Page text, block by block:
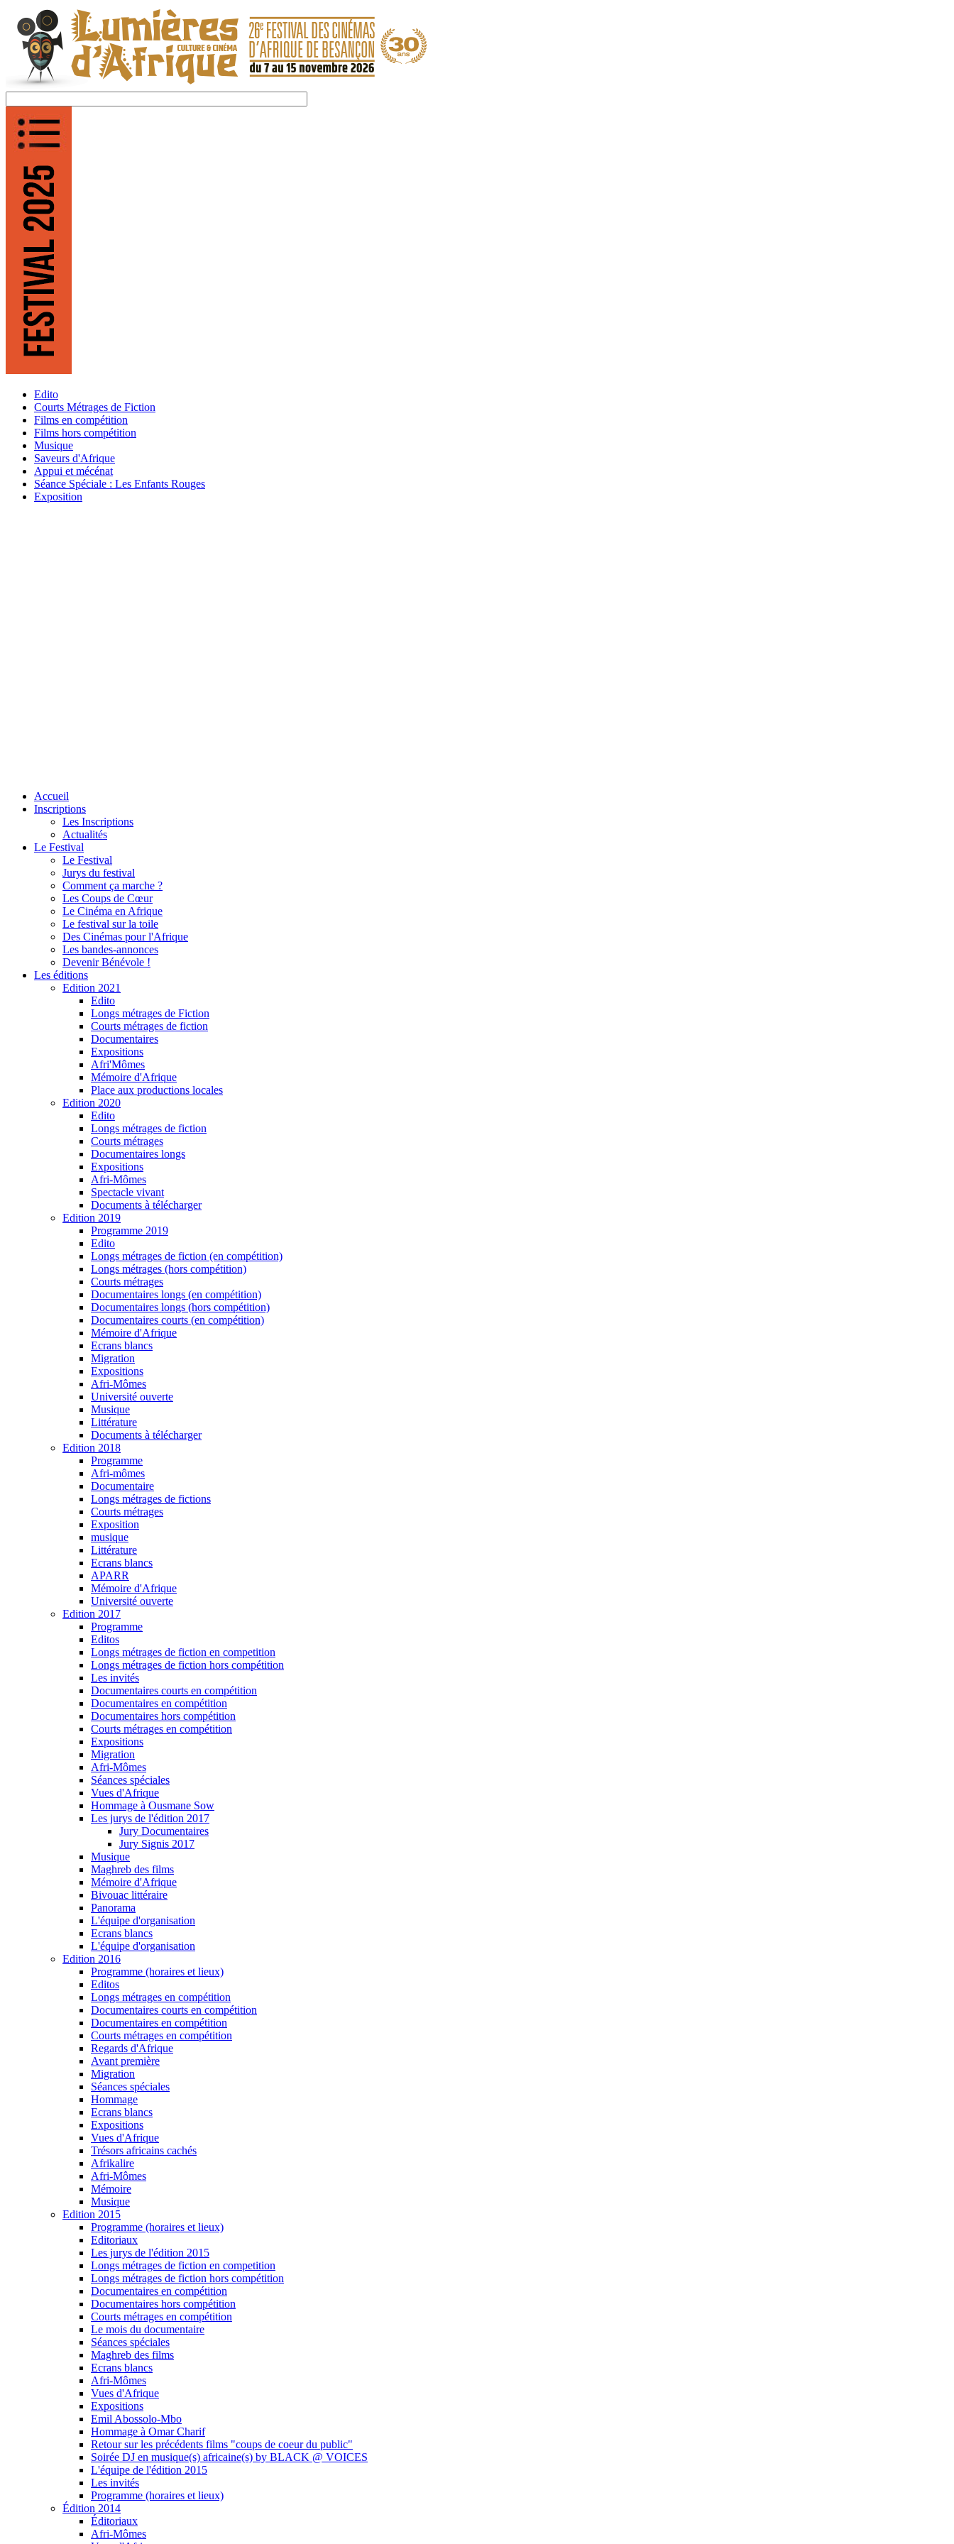
Edito
Courts Métrages de Fiction
Films en compétition
Films hors compétition
Musique
Saveurs d'Afrique
Appui et mécénat
Séance Spéciale : Les Enfants Rouges
Exposition
Accueil
Inscriptions
Les Inscriptions
Actualités
Le Festival
Le Festival
Jurys du festival
Comment ça marche ?
Les Coups de Cœur
Le Cinéma en Afrique
Le festival sur la toile
Des Cinémas pour l'Afrique
Les bandes-annonces
Devenir Bénévole !
Les éditions
Edition 2021
Edito
Longs métrages de Fiction
Courts métrages de fiction
Documentaires
Expositions
Afri'Mômes
Mémoire d'Afrique
Place aux productions locales
Edition 2020
Edito
Longs métrages de fiction
Courts métrages
Documentaires longs
Expositions
Afri-Mômes
Spectacle vivant
Documents à télécharger
Edition 2019
Programme 2019
Edito
Longs métrages de fiction (en compétition)
Longs métrages (hors compétition)
Courts métrages
Documentaires longs (en compétition)
Documentaires longs (hors compétition)
Documentaires courts (en compétition)
Mémoire d'Afrique
Ecrans blancs
Migration
Expositions
Afri-Mômes
Université ouverte
Musique
Littérature
Documents à télécharger
Edition 2018
Programme
Afri-mômes
Documentaire
Longs métrages de fictions
Courts métrages
Exposition
musique
Littérature
Ecrans blancs
APARR
Mémoire d'Afrique
Université ouverte
Edition 2017
Programme
Editos
Longs métrages de fiction en competition
Longs métrages de fiction hors compétition
Les invités
Documentaires courts en compétition
Documentaires en compétition
Documentaires hors compétition
Courts métrages en compétition
Expositions
Migration
Afri-Mômes
Séances spéciales
Vues d'Afrique
Hommage à Ousmane Sow
Les jurys de l'édition 2017
Jury Documentaires
Jury Signis 2017
Musique
Maghreb des films
Mémoire d'Afrique
Bivouac littéraire
Panorama
L'équipe d'organisation
Ecrans blancs
L'équipe d'organisation
Edition 2016
Programme (horaires et lieux)
Editos
Longs métrages en compétition
Documentaires courts en compétition
Documentaires en compétition
Courts métrages en compétition
Regards d'Afrique
Avant première
Migration
Séances spéciales
Hommage
Ecrans blancs
Expositions
Vues d'Afrique
Trésors africains cachés
Afrikalire
Afri-Mômes
Mémoire
Musique
Edition 2015
Programme (horaires et lieux)
Editoriaux
Les jurys de l'édition 2015
Longs métrages de fiction en competition
Longs métrages de fiction hors compétition
Documentaires en compétition
Documentaires hors compétition
Courts métrages en compétition
Le mois du documentaire
Séances spéciales
Maghreb des films
Ecrans blancs
Afri-Mômes
Vues d'Afrique
Expositions
Emil Abossolo-Mbo
Hommage à Omar Charif
Retour sur les précédents films "coups de coeur du public"
Soirée DJ en musique(s) africaine(s) by BLACK @ VOICES
L'équipe de l'édition 2015
Les invités
Programme (horaires et lieux)
Édition 2014
Éditoriaux
Afri-Mômes